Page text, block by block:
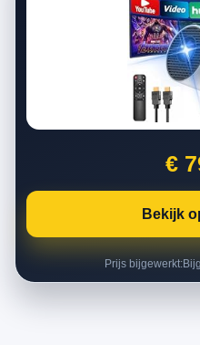
€
Bekijk
Prijs bijgewerkt: